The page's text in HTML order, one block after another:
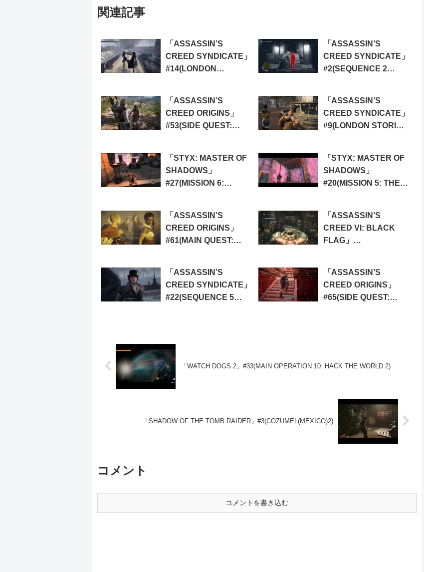
関連記事
「ASSASSIN’S
CREED SYNDICATE」
#14(LONDON
OFF THE RAILS)
「ASSASSIN’S
CREED SYNDICATE」
#2(SEQUENCE 2
「ASSASSIN’S
CREED ORIGINS」
#53(SIDE QUEST:
「ASSASSIN’S
CREED SYNDICATE」
#9(LONDON STORIES,
BELLS)
「STYX: MASTER OF
SHADOWS」
#27(MISSION 6:
「STYX: MASTER OF
SHADOWS」
#20(MISSION 5: THE
「ASSASSIN’S
CREED ORIGINS」
#61(MAIN QUEST:
「ASSASSIN’S
CREED VI: BLACK
FLAG」
SECRET)
「ASSASSIN’S
CREED SYNDICATE」
#22(SEQUENCE 5
「ASSASSIN’S
CREED ORIGINS」
#65(SIDE QUEST:
「WATCH DOGS 2」#33(MAIN OPERATION 10: HACK THE WORLD 2)
「SHADOW OF THE TOMB RAIDER」#3(COZUMEL(MEXICO)2)
コメント
コメントを書き込む